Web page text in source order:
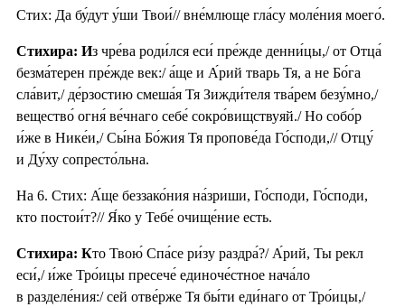
Стих: Да бу́дут у́ши Твои́// вне́млюще гла́су моле́ния моего́.
Стихира: Из чре́ва роди́лся еси́ пре́жде денни́цы,/ от Отца́
безма́терен пре́жде век:/ а́ще и А́рий тварь Тя, а не Бо́га
сла́вит,/ де́рзостию смеша́я Тя Зижди́теля тва́рем безу́мно,/
вещество́ огня́ ве́чнаго себе́ сокро́вищствуяй./ Но собо́р
и́же в Нике́и,/ Сы́на Бо́жия Тя пропове́да Го́споди,// Отцу́
и Ду́ху сопресто́льна.
На 6. Стих: А́ще беззако́ния на́зриши, Го́споди, Го́споди,
кто постои́т?// Я́ко у Тебе́ очище́ние есть.
Стихира: Кто Твою́ Спа́се ри́зу раздра́?/ А́рий, Ты рекл
еси́,/ и́же Тро́ицы пресече́ единоче́стное нача́ло
в разделе́ния:/ сей отве́рже Тя бы́ти еди́наго от Тро́ицы,/